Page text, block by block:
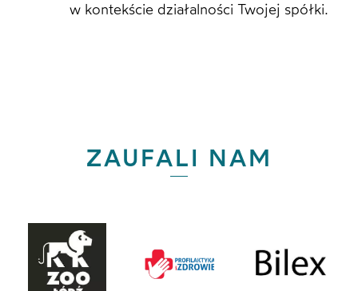
w kontekście działalności Twojej spółki.
ZAUFALI NAM